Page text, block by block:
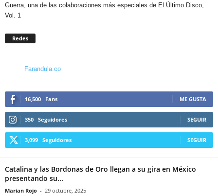
Guerra, una de las colaboraciones más especiales de El Último Disco,
Vol. 1
Redes
Farandula.co
16,500 Fans ME GUSTA
350 Seguidores SEGUIR
3,099 Seguidores SEGUIR
Catalina y las Bordonas de Oro llegan a su gira en México
presentando su...
Marian Rojo - 29 octubre, 2025